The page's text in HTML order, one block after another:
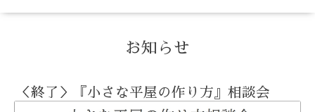
お知らせ
＜終了＞『小さな平屋の作り方』相談会